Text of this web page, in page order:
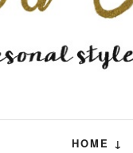
HOME ↓